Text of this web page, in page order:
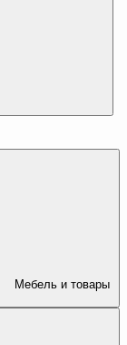
Мебель и товары